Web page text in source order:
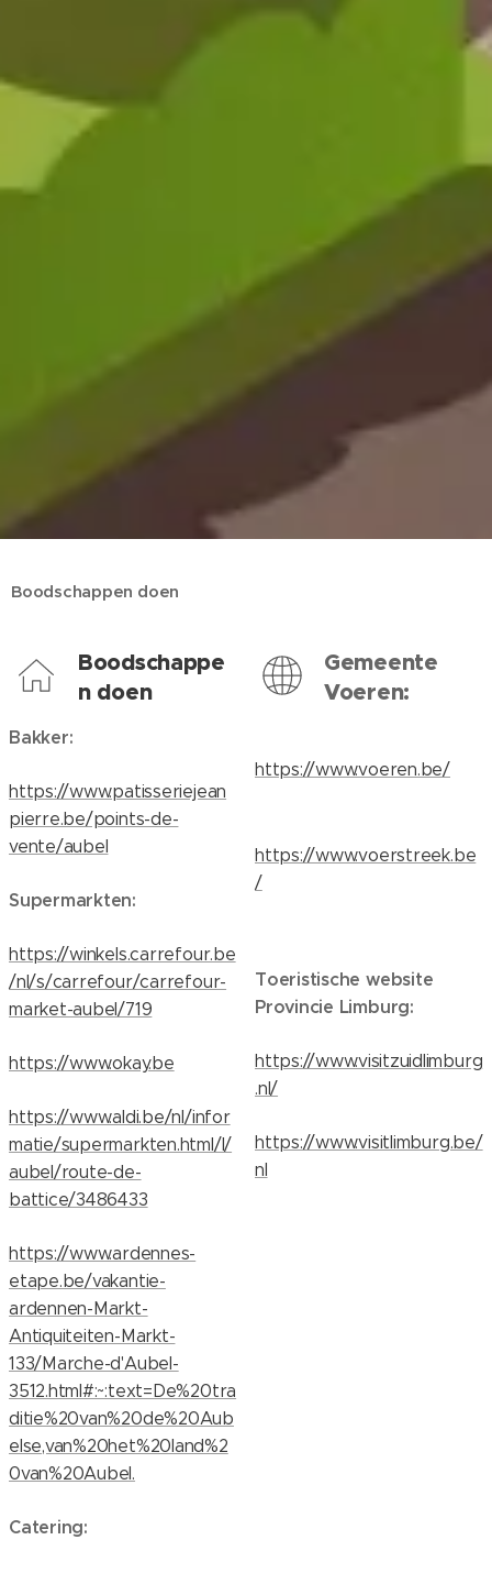
Boodschappen doen
Boodschappe
n doen
Bakker:
https://www.patisseriejean
pierre.be/points-de-
vente/aubel
Supermarkten:
https://winkels.carrefour.be
/nl/s/carrefour/carrefour-
market-aubel/719
https://www.okay.be
https://www.aldi.be/nl/infor
matie/supermarkten.html/l/
aubel/route-de-
battice/3486433
https://www.ardennes-
etape.be/vakantie-
ardennen-Markt-
Antiquiteiten-Markt-
133/Marche-d'Aubel-
3512.html#:~:text=De%20tra
ditie%20van%20de%20Aub
else,van%20het%20land%2
0van%20Aubel.
Catering:
Gemeente
Voeren:
https://www.voeren.be/
https://www.voerstreek.be
/
Toeristische website
Provincie Limburg:
https://www.visitzuidlimburg
.nl/
https://www.visitlimburg.be/
nl